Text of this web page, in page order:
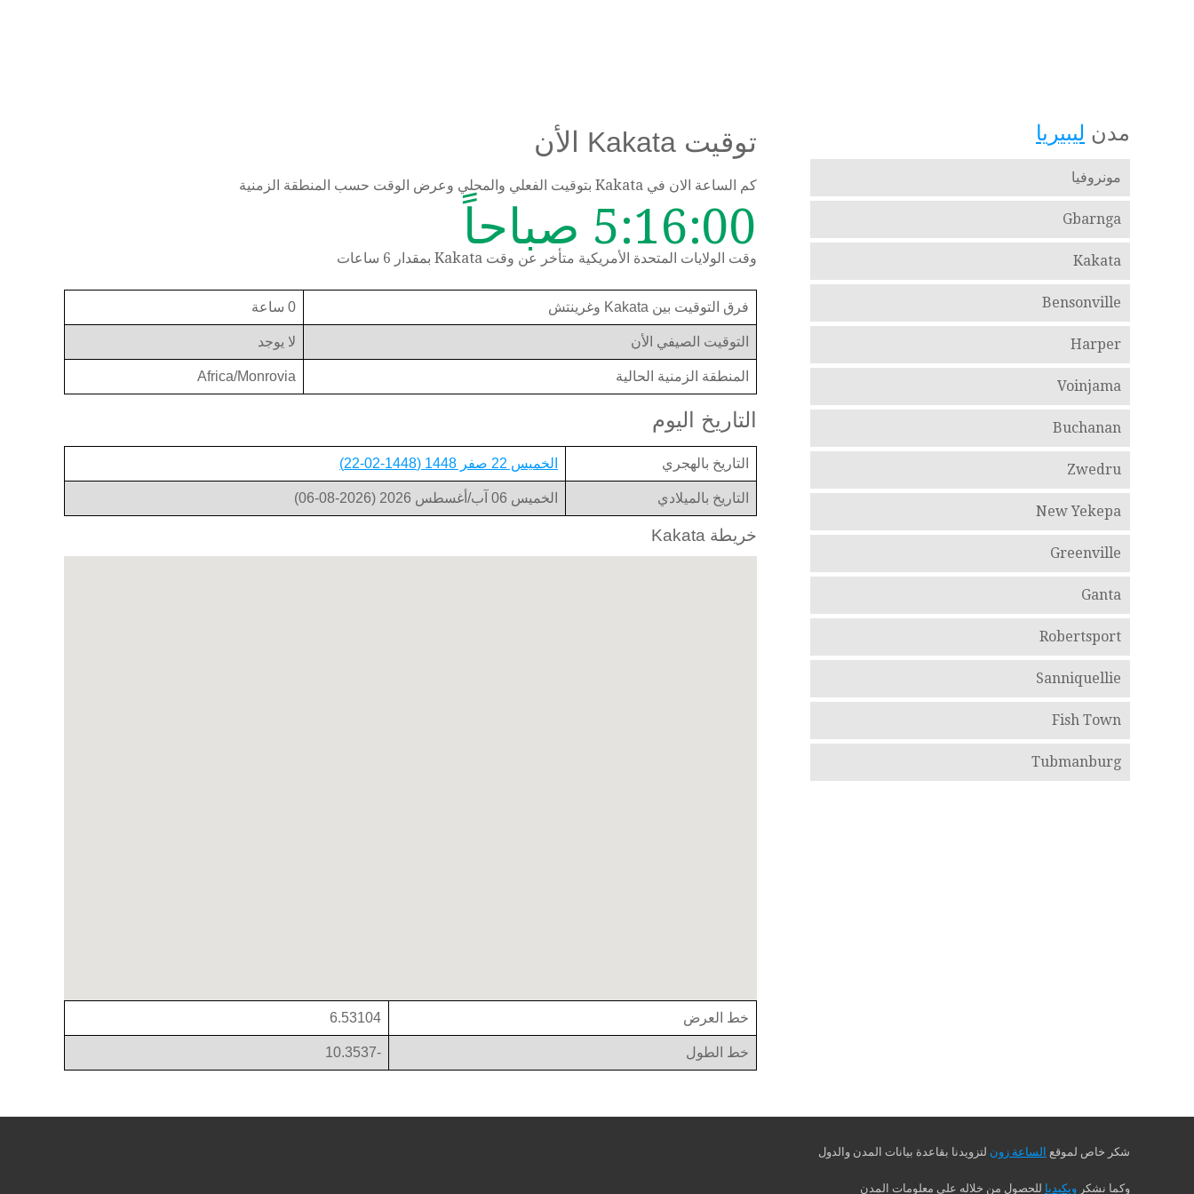
توقيت Kakata الأن
كم الساعة الان في Kakata بتوقيت الفعلي والمحلي وعرض الوقت حسب المنطقة الزمنية
5:16:00 صباحاً
وقت الولايات المتحدة الأمريكية متأخر عن وقت Kakata بمقدار 6 ساعات
فرق التوقيت بين Kakata وغرينتش 0 ساعة
التوقيت الصيفي الأن لا يوجد
المنطقة الزمنية الحالية Africa/Monrovia
التاريخ اليوم
التاريخ بالهجري الخميس 22 صفر 1448 (1448-02-22)
التاريخ بالميلادي الخميس 06 آب/أغسطس 2026 (2026-08-06)
خريطة Kakata
خط العرض 6.53104
خط الطول -10.3537
مدن ليبيريا
مونروفيا
Gbarnga
Kakata
Bensonville
Harper
Voinjama
Buchanan
Zwedru
New Yekepa
Greenville
Ganta
Robertsport
Sanniquellie
Fish Town
Tubmanburg
شكر خاص لموقع الساعة زون لتزويدنا بقاعدة بيانات المدن والدول
وكما نشكر ويكيديا للحصول من خلاله على معلومات المدن